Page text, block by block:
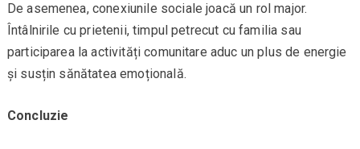
De asemenea, conexiunile sociale joacă un rol major.
Întâlnirile cu prietenii, timpul petrecut cu familia sau
participarea la activități comunitare aduc un plus de energie
și susțin sănătatea emoțională.
Concluzie